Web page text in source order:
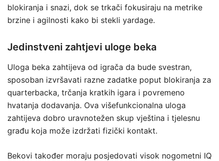
blokiranja i snazi, dok se trkači fokusiraju na metrike
brzine i agilnosti kako bi stekli yardage.
Jedinstveni zahtjevi uloge beka
Uloga beka zahtijeva od igrača da bude svestran,
sposoban izvršavati razne zadatke poput blokiranja za
quarterbacka, trčanja kratkih igara i povremeno
hvatanja dodavanja. Ova višefunkcionalna uloga
zahtijeva dobro uravnotežen skup vještina i tjelesnu
građu koja može izdržati fizički kontakt.
Bekovi također moraju posjedovati visok nogometni IQ